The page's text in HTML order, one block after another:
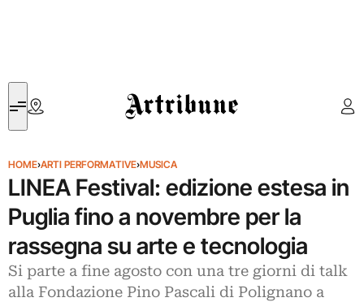
Artribune
HOME›ARTI PERFORMATIVE›MUSICA
LINEA Festival: edizione estesa in
Puglia fino a novembre per la
rassegna su arte e tecnologia
Si parte a fine agosto con una tre giorni di talk
alla Fondazione Pino Pascali di Polignano a